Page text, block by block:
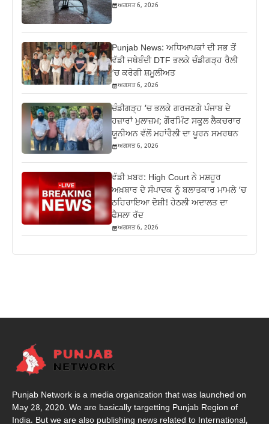
ਅਗਸਤ 6, 2026
Punjab News: ਅਧਿਆਪਕਾਂ ਦੀ ਸਭ ਤੋਂ
ਵੱਡੀ ਜਥੇਬੰਦੀ DTF ਭਲਕੇ ਚੰਡੀਗੜ੍ਹ ਰੈਲੀ
‘ਚ ਕਰੇਗੀ ਸ਼ਮੂਲੀਅਤ
ਅਗਸਤ 6, 2026
ਚੰਡੀਗੜ੍ਹ ‘ਚ ਭਲਕੇ ਗਰਜਣਗੇ ਪੰਜਾਬ ਦੇ
ਹਜ਼ਾਰਾਂ ਮੁਲਾਜ਼ਮ; ਗੌਰਮਿੰਟ ਸਕੂਲ ਲੈਕਚਰਾਰ
ਯੂਨੀਅਨ ਵੱਲੋਂ ਮਹਾਂਰੈਲੀ ਦਾ ਪੂਰਨ ਸਮਰਥਨ
ਅਗਸਤ 6, 2026
ਵੱਡੀ ਖ਼ਬਰ: High Court ਨੇ ਮਸ਼ਹੂਰ
ਅਖ਼ਬਾਰ ਦੇ ਸੰਪਾਦਕ ਨੂੰ ਬਲਾਤਕਾਰ ਮਾਮਲੇ ‘ਚ
ਠਹਿਰਾਇਆ ਦੋਸ਼ੀ! ਹੇਠਲੀ ਅਦਾਲਤ ਦਾ
ਫੈਸਲਾ ਰੱਦ
ਅਗਸਤ 6, 2026
Punjab Network is a media organization that was launched on
May 28, 2020. We are basically targetting Punjab Region of
India. But we are also publishing news related to International,